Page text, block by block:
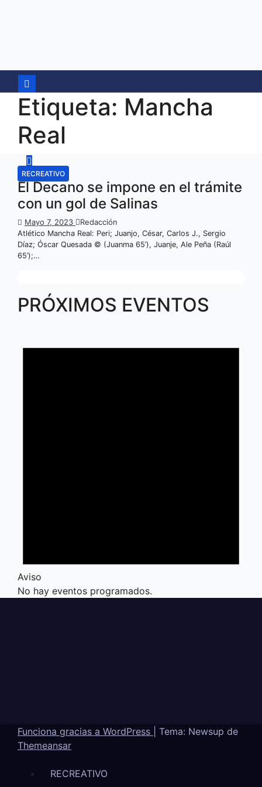
Etiqueta: Mancha
Real
RECREATIVO
El Decano se impone en el trámite
con un gol de Salinas
Mayo 7, 2023 Redacción
Atlético Mancha Real: Peri; Juanjo, César, Carlos J., Sergio
Díaz; Óscar Quesada © (Juanma 65’), Juanje, Ale Peña (Raúl
65’);…
PRÓXIMOS EVENTOS
Aviso
No hay eventos programados.
Funciona gracias a WordPress
Tema: Newsup de
Themeansar
RECREATIVO